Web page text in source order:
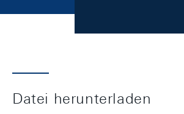
Datei herunterladen